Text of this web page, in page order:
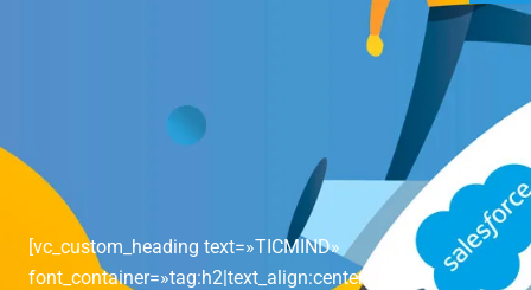
[vc_custom_heading text=»TICMIND»
font_container=»tag:h2|text_align:center»